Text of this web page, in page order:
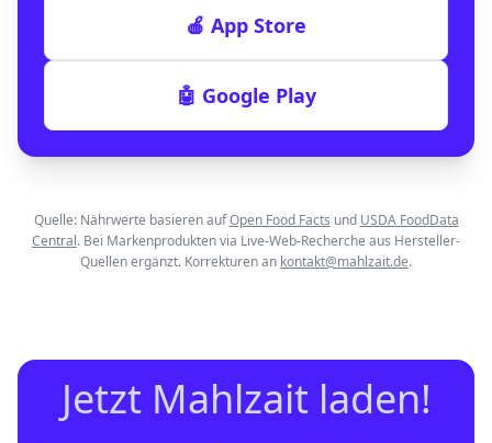
🍎 App Store
🤖 Google Play
Quelle: Nährwerte basieren auf Open Food Facts und USDA FoodData
Central. Bei Markenprodukten via Live-Web-Recherche aus Hersteller-
Quellen ergänzt. Korrekturen an kontakt@mahlzait.de.
Jetzt Mahlzait laden!